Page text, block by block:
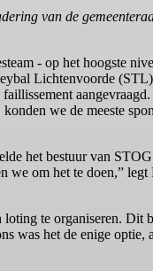
van de
- op het hoogste
Lichtenvoorde
we de meeste
het bestuur van
we om het te doen,”
te organiseren. Dit
was het de enige optie,